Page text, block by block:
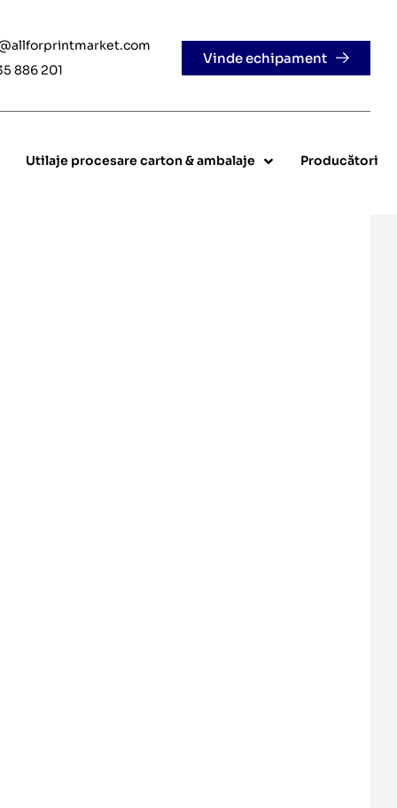
886 201
Vinde echipament
Utilaje procesare carton & ambalaje Producători